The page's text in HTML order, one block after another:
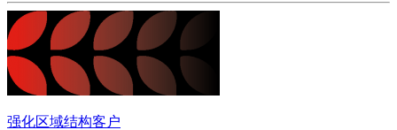
强化区域结构客户